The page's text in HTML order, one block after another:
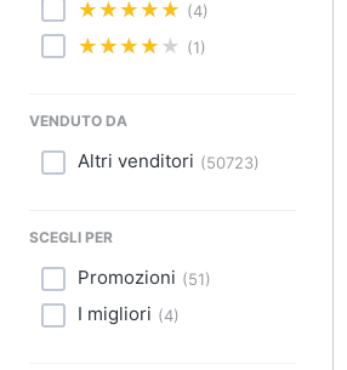
Casalinghi
Sport
Motori
Libri, cd e dvd
(4)
(1)
VENDUTO DA
Altri venditori (50723)
SCEGLI PER
Promozioni (51)
I migliori (4)